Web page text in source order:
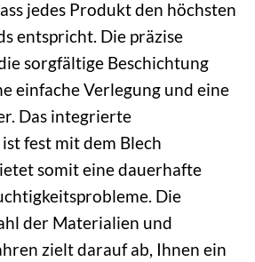
jedes Produkt den höchsten
entspricht. Die präzise
sorgfältige Beschichtung
einfache Verlegung und eine
Das integrierte
fest mit dem Blech
somit eine dauerhafte
Die
der Materialien und
zielt darauf ab, Ihnen ein